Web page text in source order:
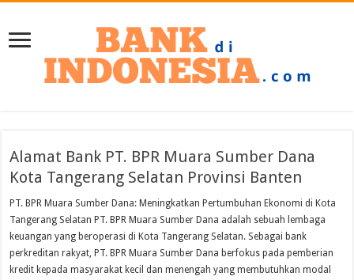
Alamat Bank PT. BPR Muara Sumber Dana
Kota Tangerang Selatan Provinsi Banten
PT. BPR Muara Sumber Dana: Meningkatkan Pertumbuhan Ekonomi di Kota
Tangerang Selatan PT. BPR Muara Sumber Dana adalah sebuah lembaga
keuangan yang beroperasi di Kota Tangerang Selatan. Sebagai bank
perkreditan rakyat, PT. BPR Muara Sumber Dana berfokus pada pemberian
kredit kepada masyarakat kecil dan menengah yang membutuhkan modal